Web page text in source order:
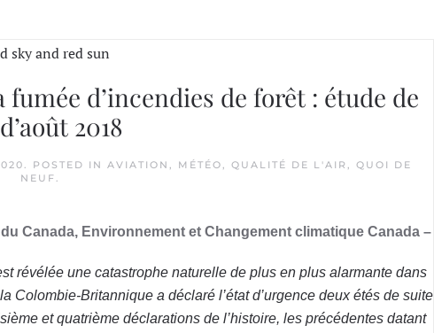
d’incendies de forêt : étude de
2018
. POSTED IN AVIATION , MÉTÉO, QUALITÉ DE L'AIR , QUOI DE
NEUF.
Canada, Environnement et Changement climatique Canada –
révélée une catastrophe naturelle de plus en plus alarmante dans
Colombie-Britannique a déclaré l’état d’urgence deux étés de suite
et quatrième déclarations de l’histoire, les précédentes datant